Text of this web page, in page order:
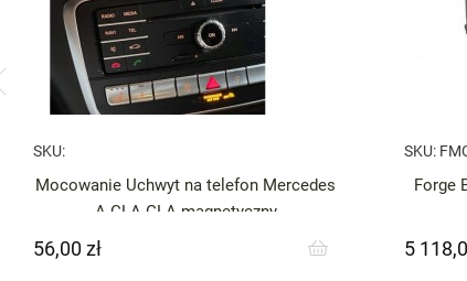
SKU:
Mocowanie Uchwyt na telefon Mercedes
A CLA GLA magnetyczny
Cena
56,00 zł
SKU:
Forge
Cena
5